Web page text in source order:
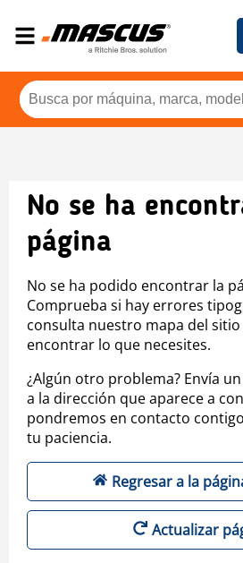
No se ha
página
No se ha podido encontrar la
Comprueba si hay errores
consulta nuestro mapa del
encontrar lo que necesites.
¿Algún otro problema? Envía
a la dirección que aparece a
pondremos en contacto
tu paciencia.
Regresar a la
Actualizar